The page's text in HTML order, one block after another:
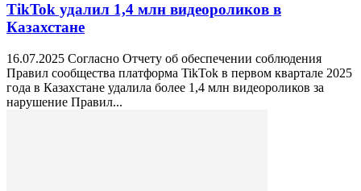
TikTok удалил 1,4 млн видеороликов в
Казахстане
16.07.2025 Согласно Отчету об обеспечении соблюдения
Правил сообщества платформа TikTok в первом квартале 2025
года в Казахстане удалила более 1,4 млн видеороликов за
нарушение Правил...